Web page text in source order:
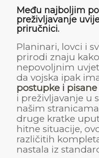
Među najboljim
preživljavanje
priručnici.
Planinari, lovci i
prirodi znaju
nepovoljnim
da vojska ipak
postupke i
i preživljavanje u
našim
druge kratke
hitne situacije,
različitih
nastala iz